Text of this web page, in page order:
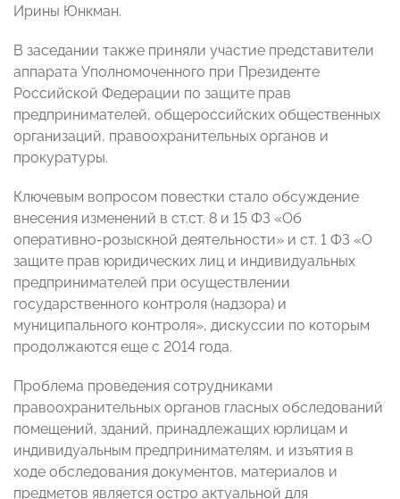
Ирины Юнкман.
В заседании также приняли участие представители
аппарата Уполномоченного при Президенте
Российской Федерации по защите прав
предпринимателей, общероссийских общественных
организаций, правоохранительных органов и
прокуратуры.
Ключевым вопросом повестки стало обсуждение
внесения изменений в ст.ст. 8 и 15 ФЗ «Об
оперативно-розыскной деятельности» и ст. 1 ФЗ «О
защите прав юридических лиц и индивидуальных
предпринимателей при осуществлении
государственного контроля (надзора) и
муниципального контроля», дискуссии по которым
продолжаются еще с 2014 года.
Проблема проведения сотрудниками
правоохранительных органов гласных обследований
помещений, зданий, принадлежащих юрлицам и
индивидуальным предпринимателям, и изъятия в
ходе обследования документов, материалов и
предметов является остро актуальной для